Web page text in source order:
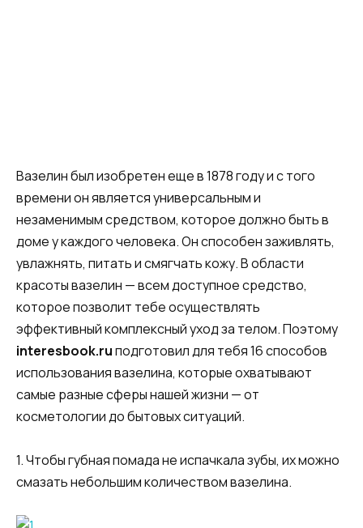
Вазелин был изобретен еще в 1878 году и с того
времени он является универсальным и
незаменимым средством, которое должно быть в
доме у каждого человека. Он способен заживлять,
увлажнять, питать и смягчать кожу. В области
красоты вазелин — всем доступное средство,
которое позволит тебе осуществлять
эффективный комплексный уход за телом. Поэтому
interesbook.ruподготовил для тебя 16 способов
использования вазелина, которые охватывают
самые разные сферы нашей жизни — от
косметологии до бытовых ситуаций.
1. Чтобы губная помада не испачкала зубы, их можно
смазать небольшим количеством вазелина.